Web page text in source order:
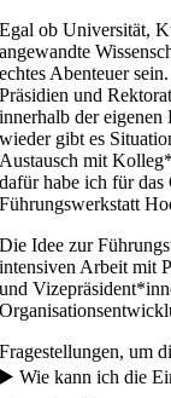
Egal ob Universität,
angewandte
echtes Abenteuer
Präsidien und
innerhalb der
wieder gibt es
Austausch mit
dafür habe ich für
Führungswerkstatt
Die Idee zur
intensiven Arbeit mit
und
Fragestellungen, um
▶️ Wie kann ich die